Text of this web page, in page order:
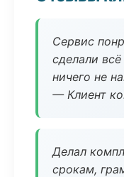
Сервис
сделали
ничего не
— Клиент
Делал
срокам,